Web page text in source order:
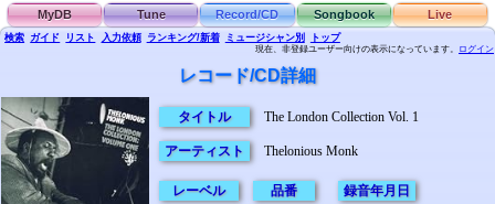
MyDB Tune Record/CD Songbook Live
検索 ガイド リスト 入力依頼 ランキング/新着 ミュージシャン別 トップ
現在、非登録ユーザー向けの表示になっています。 ログイン
レコード/CD詳細
タイトル The London Collection Vol. 1
アーティスト Thelonious Monk
レーベル
品番
録音年月日